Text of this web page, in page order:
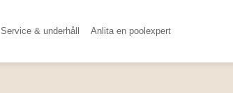
Service & underhåll Anlita en poolexpert